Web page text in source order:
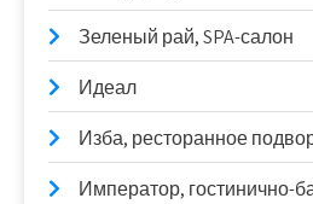
Зеленый рай, SPA-салон
Идеал
Изба, ресторанное
Император, гостинично-